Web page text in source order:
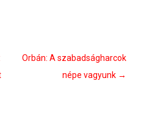
Orbán: A szabadságharcok
népe vagyunk →